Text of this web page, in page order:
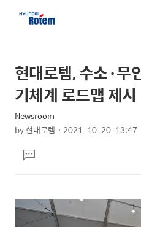
상
세
텐
본
문
제
목
현대로템, 수소·무
기체계 로드맵 제시
Newsroom
by현대로템 2021. 10. 20. 13:47
문댓
글